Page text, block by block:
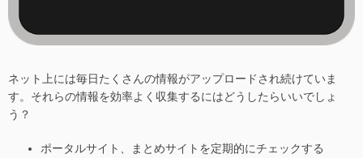
ネット上には毎日たくさんの情報がアップロードされ続けていま
す。それらの情報を効率よく収集するにはどうしたらいいでしょ
う？
ポータルサイト、まとめサイトを定期的にチェックする